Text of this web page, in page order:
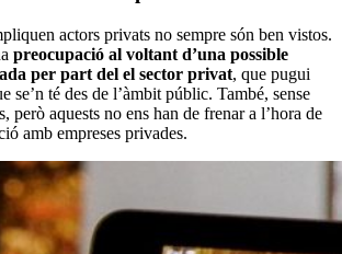
actors privats no sempre són ben vistos.
preocupació al voltant d’una possible
per part del el sector privat, que pugui
se’n té des de l’àmbit públic. També, sense
però aquests no ens han de frenar a l’hora de
amb empreses privades.